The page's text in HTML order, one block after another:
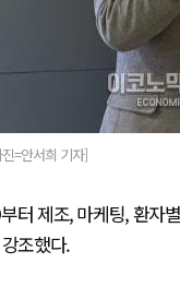
=안서희 기자]
터 제조, 마케팅, 환
조했다.